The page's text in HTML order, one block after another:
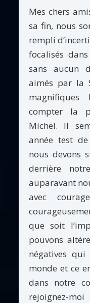
Mes chers
sa fin, nous
rempli
focalisés
sans aucun
aimés par la
compter la
Michel. Il
année test
nous devons
derrière
auparavant
avec
que soit
pouvons
négatives
monde et ce
dans notre
rejoignez-